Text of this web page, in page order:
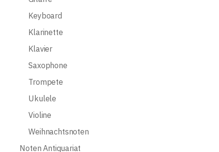
Keyboard
Klarinette
Klavier
Saxophone
Trompete
Ukulele
Violine
Weihnachtsnoten
Noten Antiquariat